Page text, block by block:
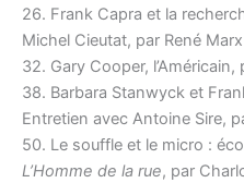
26. Frank Capra et la
Michel Cieutat, par René Marx
32. Gary Cooper, l’Américain,
38. Barbara Stanwyck et
Entretien avec Antoine Sire,
50. Le souffle et le micro :
L’Homme de la rue, par